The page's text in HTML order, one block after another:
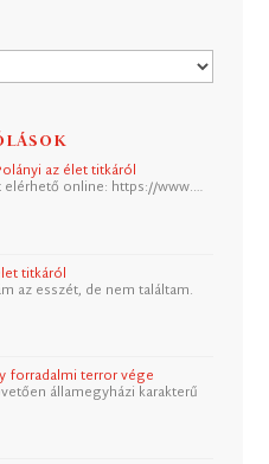
az élet titkáról
online: https://www.…
titkáról
az esszét, de nem találtam.
forradalmi terror vége
államegyházi karakterű